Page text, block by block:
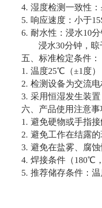
4. 湿度检测一致性
5. 响应速度：小于
6. 耐水性：浸水10
浸水30分钟，晾
五、标准检定条件：
1. 温度25℃（±1度
2. 检测设备为交流
3. 采用恒湿发生装
六、产品使用注意
1. 避免硬物或手指
2. 避免工作在结露
3. 避免在盐雾、腐
4. 焊接条件（180℃
5. 推荐储存条件：